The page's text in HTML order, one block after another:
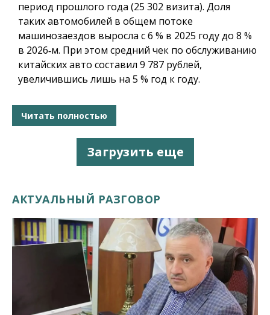
период прошлого года (25 302 визита). Доля
таких автомобилей в общем потоке
машинозаездов выросла с 6 % в 2025 году до 8 %
в 2026‑м. При этом средний чек по обслуживанию
китайских авто составил 9 787 рублей,
увеличившись лишь на 5 % год к году.
Читать полностью
Загрузить еще
АКТУАЛЬНЫЙ РАЗГОВОР